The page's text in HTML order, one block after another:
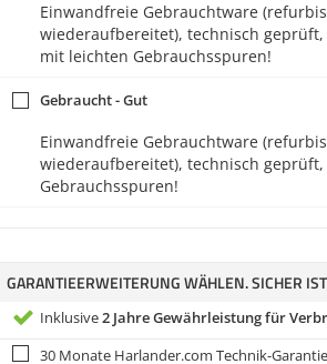
Einwandfreie Gebrauchtware
wiederaufbereitet), technisch geprüft,
mit leichten Gebrauchsspuren!
Gebraucht - Gut
Einwandfreie Gebrauchtware
wiederaufbereitet), technisch geprüft,
Gebrauchsspuren!
GARANTIEERWEITERUNG WÄHLEN. SICHER
Inklusive2 Jahre Gewährleistung für
30 Monate Harlander.com Technik-Garantie